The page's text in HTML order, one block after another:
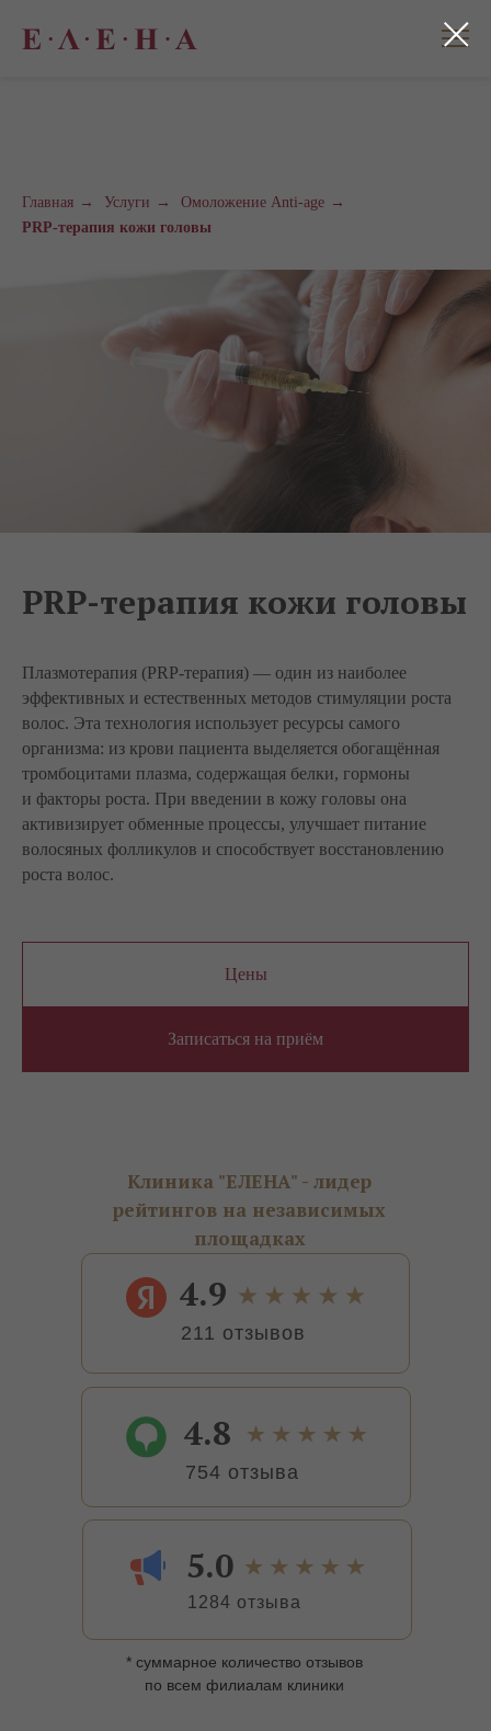
Главная → Услуги → Омоложение Anti-age →
PRP-терапия кожи головы
PRP-терапия кожи головы
Плазмотерапия (PRP-терапия) — один из наиболее
эффективных и естественных методов стимуляции роста
волос. Эта технология использует ресурсы самого
организма: из крови пациента выделяется обогащённая
тромбоцитами плазма, содержащая белки, гормоны
и факторы роста. При введении в кожу головы она
активизирует обменные процессы, улучшает питание
волосяных фолликулов и способствует восстановлению
роста волос.
Цены
Записаться на приём
211 отзывов
4.9
754 отзыва
4.8
1284 отзыва
5.0
* суммарное количество отзывов
по всем филиалам клиники
Клиника "ЕЛЕНА" - лидер
рейтингов на независимых
площадках